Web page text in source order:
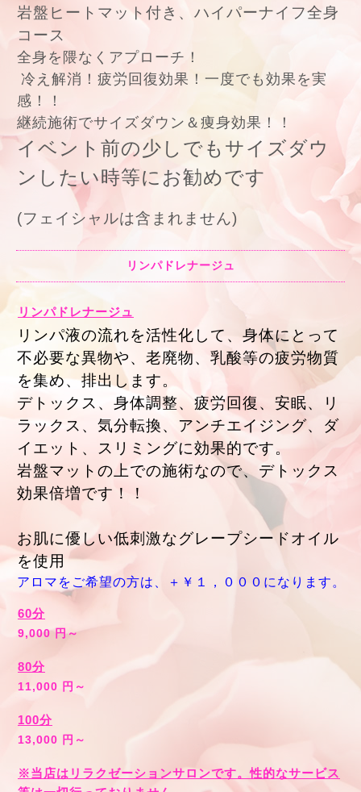
岩盤ヒートマット付き、ハイパーナイフ全身
コース
全身を隈なくアプローチ！
冷え解消！疲労回復効果！一度でも効果を実
感！！
継続施術でサイズダウン＆痩身効果！！
イベント前の少しでもサイズダウ
ンしたい時等にお勧めです
(フェイシャルは含まれません)
リンパドレナージュ
リンパドレナージュ
リンパ液の流れを活性化して、身体にとって
不必要な異物や、老廃物、乳酸等の疲労物質
を集め、排出します。
デトックス、身体調整、疲労回復、安眠、リ
ラックス、気分転換、アンチエイジング、ダ
イエット、スリミングに効果的です。
岩盤マットの上での施術なので、デトックス
効果倍増です！！
お肌に優しい低刺激なグレープシードオイル
を使用
アロマをご希望の方は、＋￥１，０００になります。
60分
9,000 円～
80分
11,000 円～
100分
13,000 円～
※当店はリラクゼーションサロンです。性的なサービス